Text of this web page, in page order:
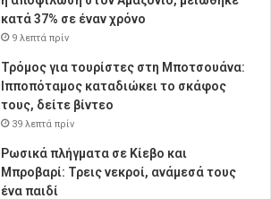
κατά 37% σε έναν χρόνο
9 λεπτά πρίν
Τρόμος για τουρίστες στη Μποτσουάνα:
Ιπποπόταμος καταδιώκει το σκάφος
τους, δείτε βίντεο
39 λεπτά πρίν
Ρωσικά πλήγματα σε Κίεβο και
Μπροβαρί: Τρεις νεκροί, ανάμεσά τους
ένα παιδί